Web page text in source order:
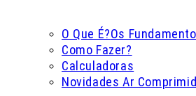
O Que É?Os
Como Fazer?
Calculadoras
Novidades Ar